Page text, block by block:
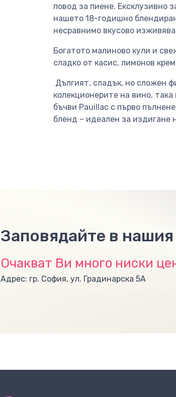
повод за пиене. Ексклузивно
нашето 18-годишно
несравнимо вкусово
Богатото малиново кули и
сладко от касис, лимонов
Дългият, сладък, но сложен
колекционерите на вино,
бъчви Pauillac с първо
бленд – идеален за издигане
Заповядайте в
Очакват Ви много ниски
Адрес: гр. София, ул. Градинарска 5А